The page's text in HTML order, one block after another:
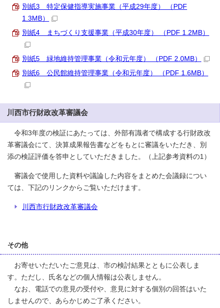
別紙3 特定保健指導実施事業（平成29年度） （PDF
1.3MB）
別紙4 まちづくり支援事業（平成30年度） （PDF 1.2MB）
別紙5 緑地維持管理事業（令和元年度） （PDF 2.0MB）
別紙6 公民館維持管理事業（令和元年度） （PDF 1.6MB）
川西市行財政改革審議会
令和3年度の検証にあたっては、外部有識者で構成する行財政改
革審議会にて、決算成果報告書などをもとに審議をいただき、別
添の検証評価を答申としていただきました。（上記参考資料の1）
審議会で使用した資料や議論した内容をまとめた会議録につい
ては、下記のリンクからご覧いただけます。
川西市行財政改革審議会
その他
お寄せいただいたご意見は、市の検討結果とともに公表しま
す。ただし、氏名などの個人情報は公表しません。
なお、電話での意見の受付や、意見に対する個別の回答はいた
しませんので、あらかじめご了承ください。